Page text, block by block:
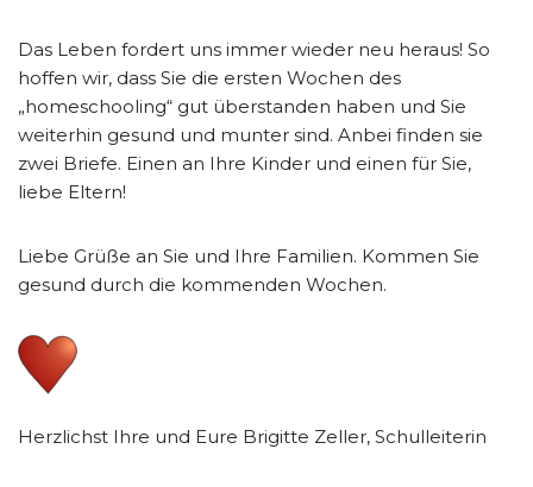
Das Leben fordert uns immer wieder neu heraus! So
hoffen wir, dass Sie die ersten Wochen des
„homeschooling“ gut überstanden haben und Sie
weiterhin gesund und munter sind. Anbei finden sie
zwei Briefe. Einen an Ihre Kinder und einen für Sie,
liebe Eltern!
Liebe Grüße an Sie und Ihre Familien. Kommen Sie
gesund durch die kommenden Wochen.
Herzlichst Ihre und Eure Brigitte Zeller, Schulleiterin